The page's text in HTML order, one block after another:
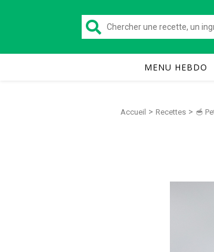
MENU HEBDO
Accueil > Recettes > 🥣